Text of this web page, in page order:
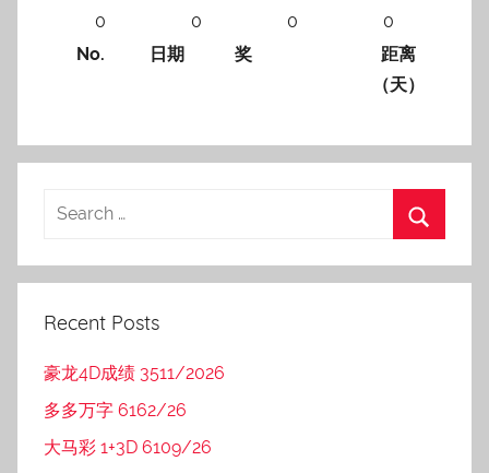
0 0 0
0
No.
日期 奖
距离
（天）
Recent Posts
豪龙4D成绩 3511/2026
多多万字 6162/26
大马彩 1+3D 6109/26